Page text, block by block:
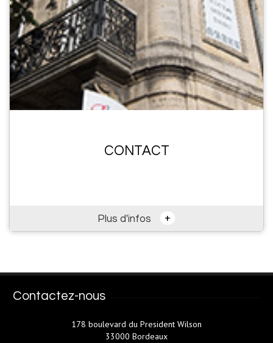
CONTACT
Plus d'infos +
Contactez-nous
178 boulevard du President Wilson
33000 Bordeaux